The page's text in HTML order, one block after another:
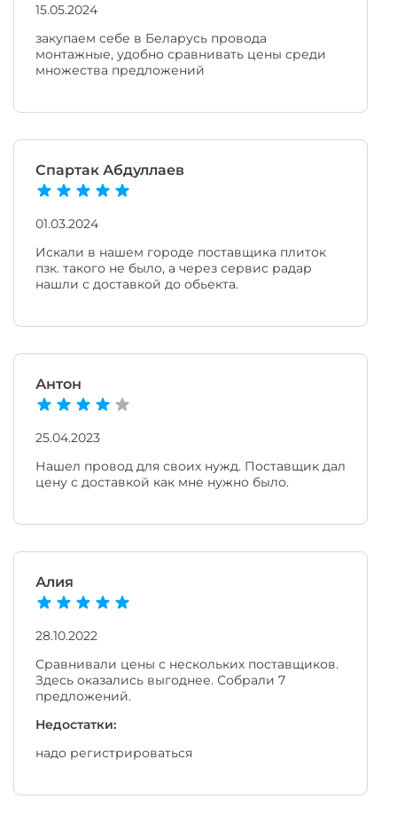
15.05.2024
закупаем себе в Беларусь провода
монтажные, удобно сравнивать цены среди
множества предложений
Спартак Абдуллаев
01.03.2024
Искали в нашем городе поставщика плиток
пзк. такого не было, а через сервис радар
нашли с доставкой до обьекта.
Антон
25.04.2023
Нашел провод для своих нужд. Поставщик дал
цену с доставкой как мне нужно было.
Алия
28.10.2022
Сравнивали цены с нескольких поставщиков.
Здесь оказались выгоднее. Собрали 7
предложений.
Недостатки:
надо регистрироваться